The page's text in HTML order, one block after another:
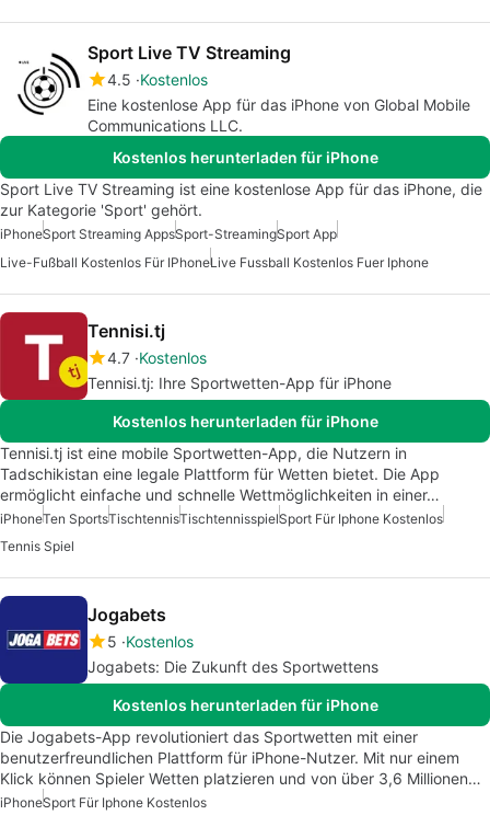
Sport Live TV Streaming
4.5 Kostenlos
Eine kostenlose App für das iPhone von Global Mobile
Communications LLC.
Kostenlos herunterladen für iPhone
Sport Live TV Streaming ist eine kostenlose App für das iPhone, die
zur Kategorie 'Sport' gehört.
iPhoneSport Streaming AppsSport-StreamingSport App
Live-Fußball Kostenlos Für IPhoneLive Fussball Kostenlos Fuer Iphone
Tennisi.tj
4.7 Kostenlos
Tennisi.tj: Ihre Sportwetten-App für iPhone
Kostenlos herunterladen für iPhone
Tennisi.tj ist eine mobile Sportwetten-App, die Nutzern in
Tadschikistan eine legale Plattform für Wetten bietet. Die App
ermöglicht einfache und schnelle Wettmöglichkeiten in einer…
iPhoneTen SportsTischtennisTischtennisspielSport Für Iphone Kostenlos
Tennis Spiel
Jogabets
5 Kostenlos
Jogabets: Die Zukunft des Sportwettens
Kostenlos herunterladen für iPhone
Die Jogabets-App revolutioniert das Sportwetten mit einer
benutzerfreundlichen Plattform für iPhone-Nutzer. Mit nur einem
Klick können Spieler Wetten platzieren und von über 3,6 Millionen…
iPhoneSport Für Iphone Kostenlos